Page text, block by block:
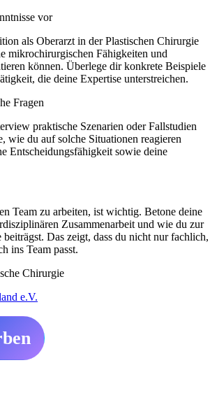
vor
als Oberarzt in der Plastischen Chirurgie
mikrochirurgischen Fähigkeiten und
können. Überlege dir konkrete Beispiele
die deine Expertise unterstreichen.
Fragen
praktische Szenarien oder Fallstudien
wie du auf solche Situationen reagieren
Entscheidungsfähigkeit sowie deine
Team zu arbeiten, ist wichtig. Betone deine
Zusammenarbeit und wie du zur
Das zeigt, dass du nicht nur fachlich,
ins Team passt.
Chirurgie
e.V.